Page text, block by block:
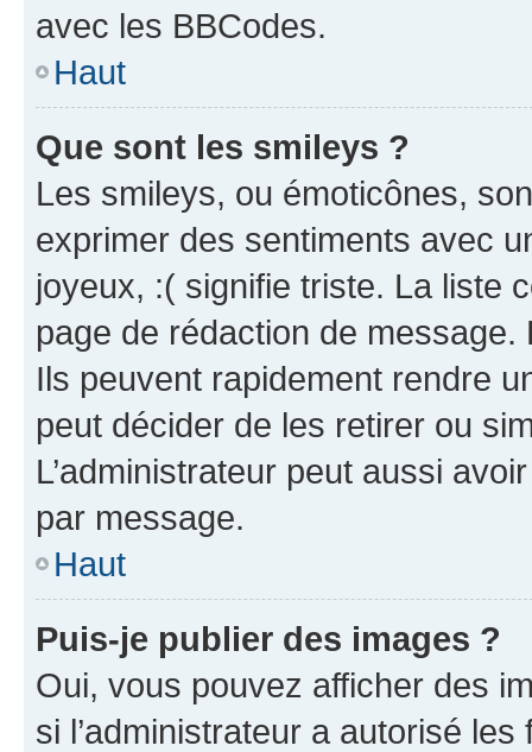
avec les BBCodes.
Haut
Que sont les smileys ?
Les smileys, ou émoticônes,
exprimer des sentiments avec
joyeux, :( signifie triste. La liste
page de rédaction de
Ils peuvent rapidement rendre
peut décider de les retirer ou
L’administrateur peut aussi
par message.
Haut
Puis-je publier des images ?
Oui, vous pouvez afficher des
si l’administrateur a autorisé